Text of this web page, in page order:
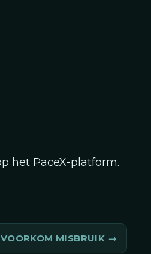
het PaceX-platform.
VOORKOM MISBRUIK